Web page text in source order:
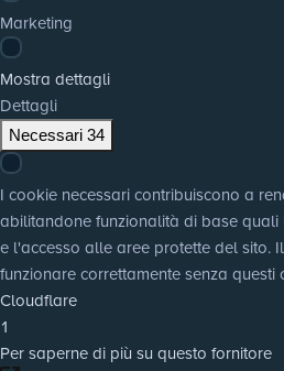
Marketing
Mostra dettagli
Dettagli
Necessari 34
I cookie necessari contribuiscono a
abilitandone funzionalità di base
e l'accesso alle aree protette del sito.
funzionare correttamente senza questi
Cloudflare
1
Per saperne di più su questo fornitore